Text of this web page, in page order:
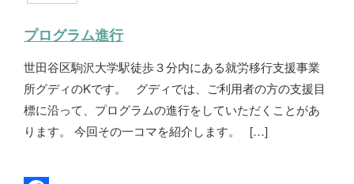
o
o
k
t
e
r
e
プログラム進行
世田谷区駒沢大学駅徒歩３分内にある就労移行支援事業
所グディのKです。 グディでは、ご利用者の方の支援目
標に沿って、プログラムの進行をしていただくことがあ
ります。 今回その一コマを紹介します。 […]